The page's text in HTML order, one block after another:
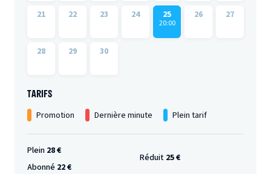
21 22 23 24 25
20:00
26 27
28 29 30
TARIFS
Promotion Dernière minute Plein tarif
Plein 28 €
Abonné 22 €
Réduit 25 €